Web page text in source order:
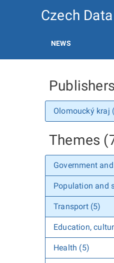
Czech
NEWS
Olomoucký kraj
Themes
Government
Population and
Transport (5)
Education,
Health (5)